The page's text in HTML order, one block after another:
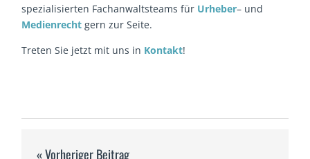
spezialisierten Fachanwaltsteams für Urheber– und
Medienrecht gern zur Seite.
Treten Sie jetzt mit uns in Kontakt!